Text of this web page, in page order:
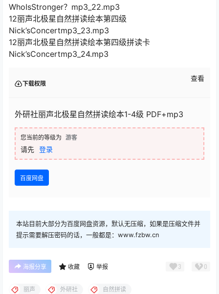
WhoIsStronger？mp3_22.mp3
12丽声北极星自然拼读绘本第四级
Nick’sConcertmp3_23.mp3
12丽声北极星自然拼读绘本第四级拼读卡
Nick’sConcertmp3_24.mp3
下载权限
查看
外研社丽声北极星自然拼读绘本1-4级 PDF+mp3
您当前的等级为 游客
请先 登录
百度网盘
本站目前大部分为百度网盘资源，默认无压缩，如果是压缩文件并
提示需要解压密码的话，一般都是：www.fzbw.cn
海报分享 收藏 举报 3 0
丽声 外研社 自然拼读